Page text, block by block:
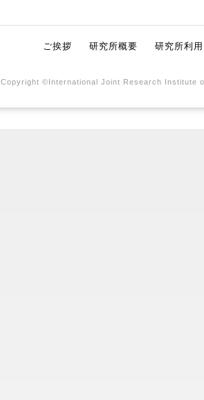
ご挨拶 研究所概要 研究所利
Copyright ©International Joint Research Institute